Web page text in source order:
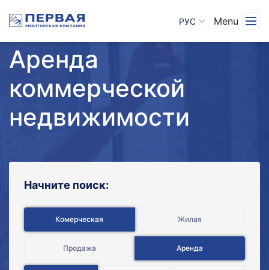
РУС Menu
Аренда
коммерческой
недвижимости
Начните поиск:
Комерческая Жилая
Продажа Аренда